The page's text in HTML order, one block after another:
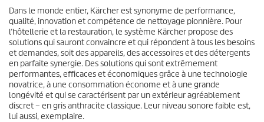
Dans le monde entier, Kärcher est synonyme de performance,
qualité, innovation et compétence de nettoyage pionnière. Pour
l’hôtellerie et la restauration, le système Kärcher propose des
solutions qui sauront convaincre et qui répondent à tous les besoins
et demandes, soit des appareils, des accessoires et des détergents
en parfaite synergie. Des solutions qui sont extrêmement
performantes, efficaces et économiques grâce à une technologie
novatrice, à une consommation économe et à une grande
longévité et qui se caractérisent par un extérieur agréablement
discret – en gris anthracite classique. Leur niveau sonore faible est,
lui aussi, exemplaire.